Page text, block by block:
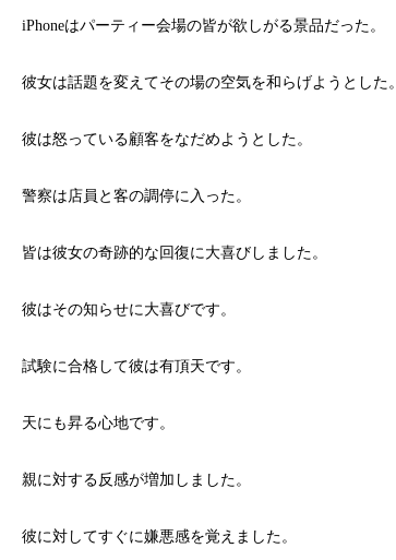
iPhoneはパーティー会場の皆が欲しがる景品だった。
彼女は話題を変えてその場の空気を和らげようとした。
彼は怒っている顧客をなだめようとした。
警察は店員と客の調停に入った。
皆は彼女の奇跡的な回復に大喜びしました。
彼はその知らせに大喜びです。
試験に合格して彼は有頂天です。
天にも昇る心地です。
親に対する反感が増加しました。
彼に対してすぐに嫌悪感を覚えました。